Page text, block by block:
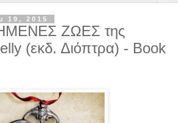
19, 2015
ΖΩΕΣ της
(εκδ. Διόπτρα) - Book